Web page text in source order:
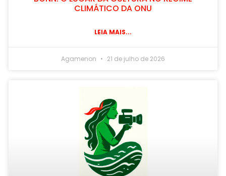
CLIMÁTICO DA ONU
LEIA MAIS...
Agamenon 21 de julho de 2026